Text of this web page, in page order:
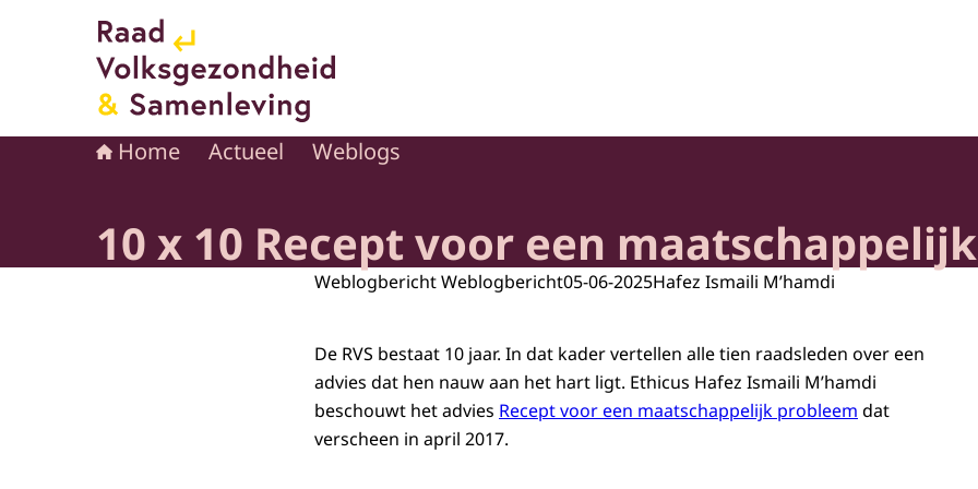
Naar de homepage van Raad voor Volksgezondheid en Samenleving
Home Actueel Weblogs
10 x 10 Recept voor een
Weblogbericht Weblogbericht05-06-2025Hafez Ismaili M’hamdi
De RVS bestaat 10 jaar. In dat kader vertellen alle tien raadsleden over een
advies dat hen nauw aan het hart ligt. Ethicus Hafez Ismaili M’hamdi
beschouwt het advies Recept voor een maatschappelijk probleem dat
verscheen in april 2017.